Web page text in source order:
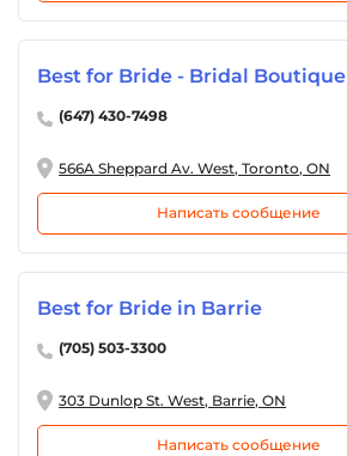
Best for Bride - Bridal Boutique
(647) 430-7498
566A Sheppard Av. West, Toronto, ON
Написать сообщение
Best for Bride in Barrie
(705) 503-3300
303 Dunlop St. West, Barrie, ON
Написать сообщение